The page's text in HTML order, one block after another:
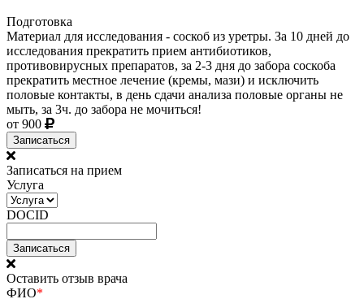
Подготовка
Материал для исследования - соскоб из уретры. За 10 дней до
исследования прекратить прием антибиотиков,
противовирусных препаратов, за 2-3 дня до забора соскоба
прекратить местное лечение (кремы, мази) и исключить
половые контакты, в день сдачи анализа половые органы не
мыть, за 3ч. до забора не мочиться!
от 900
Записаться
Записаться на прием
Услуга
DOCID
Оставить отзыв врача
ФИО*